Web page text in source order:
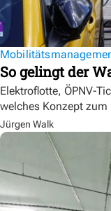
So gelingt der
Elektroflotte, ÖPNV-
welches Konzept
Jürgen Walk